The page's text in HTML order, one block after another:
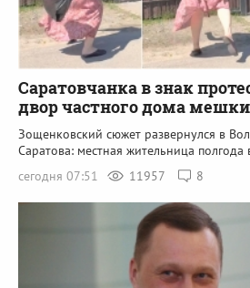
Саратовчанка в знак
двор частного дома
Зощенковский сюжет развернулся в
Саратова: местная жительница
сегодня 07:51
11957 8